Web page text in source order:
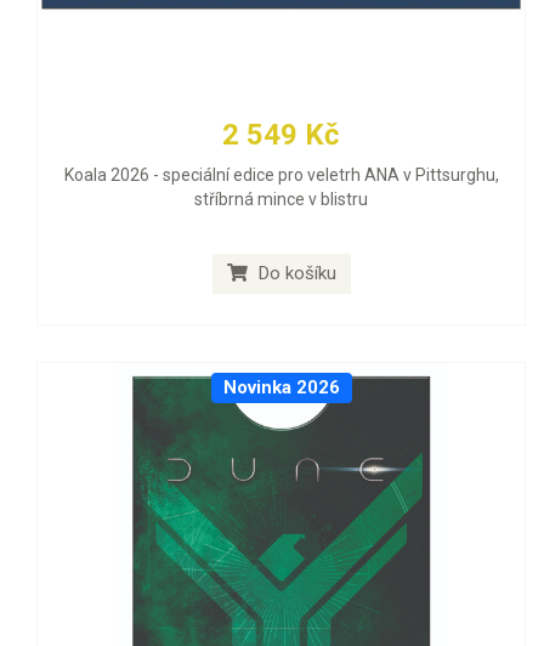
2 549 Kč
Koala 2026 - speciální edice pro veletrh ANA v Pittsurghu,
stříbrná mince v blistru
Do košíku
Novinka 2026